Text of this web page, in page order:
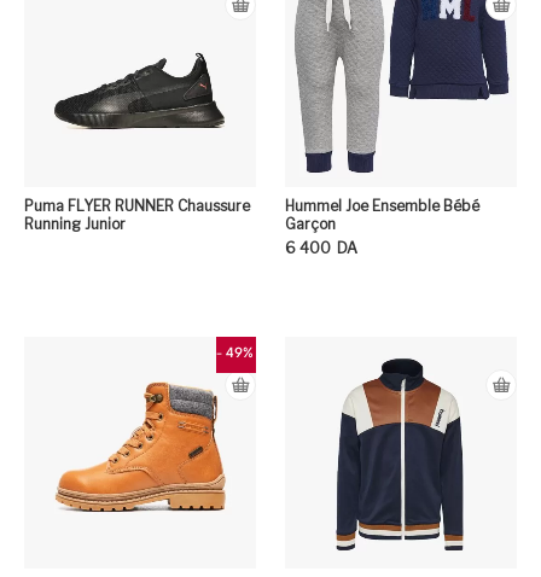
Puma FLYER RUNNER Chaussure
Running Junior
Hummel Joe Ensemble Bébé
Garçon
6 400 DA
- 49%